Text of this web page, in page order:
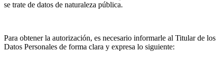
se trate de datos de naturaleza pública.
Para obtener la autorización, es necesario informarle al Titular de los
Datos Personales de forma clara y expresa lo siguiente: